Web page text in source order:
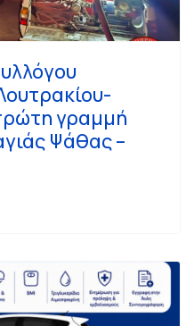
γραμμή
Ψάθας –